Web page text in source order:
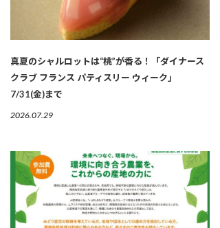
真夏のシャルロットは“桃”が香る！「ダイナース
クラブ フランス パティスリー ウィーク」
7/31(金)まで
2026.07.29